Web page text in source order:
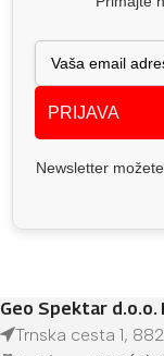
PRIJAVA
Newsletter
Geo Spektar d.o.o.
Trnska cesta 1,